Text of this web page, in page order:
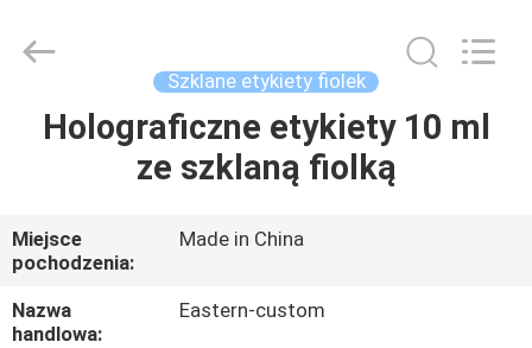
DOM
O
NAS
Reserved.
Szklane etykiety fiolek
Holograficzne etykiety 10 ml
ze szklaną fiolką
Miejsce
pochodzenia:
Made in China
Nazwa
handlowa:
Eastern-custom